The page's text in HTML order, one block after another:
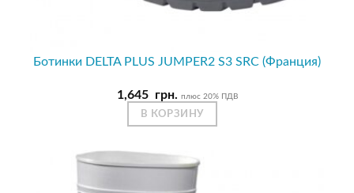
Ботинки DELTA PLUS JUMPER2 S3 SRC (Франция)
1,645 грн. плюс 20% ПДВ
В КОРЗИНУ